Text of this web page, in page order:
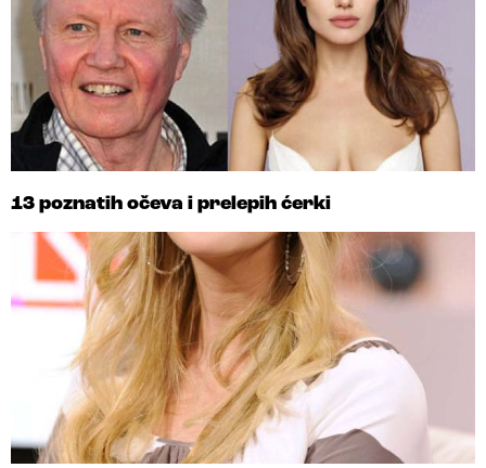
13 poznatih očeva i prelepih ćerki